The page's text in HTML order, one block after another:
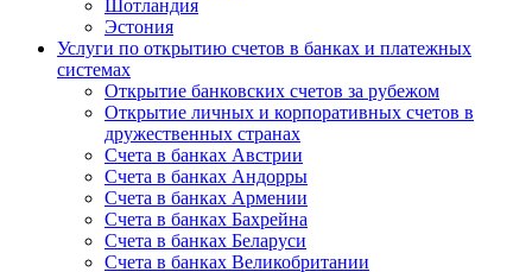
Шотландия
Эстония
Услуги по открытию счетов в банках и платежных
системах
Открытие банковских счетов за рубежом
Открытие личных и корпоративных счетов в
дружественных странах
Счета в банках Австрии
Счета в банках Андорры
Счета в банках Армении
Счета в банках Бахрейна
Счета в банках Беларуси
Счета в банках Великобритании